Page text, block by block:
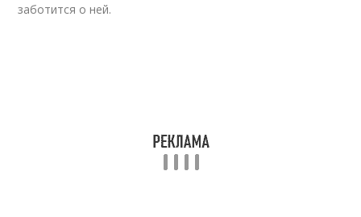
заботится о ней.